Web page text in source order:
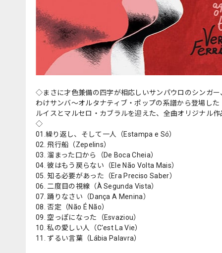
◇まさに才色兼備の四字が相応しいサンパウロのシンガ
わけサンバ〜オルタナティブ・ポップの系譜から登場し
ルイスとマルセロ・カブラルを迎えた、全曲オリジナル作
◇
01.繰り返し、そして一人（Estampa e Só）
02. 飛行船（Zepelins）
03. 溜まった口から（De Boca Cheia）
04. 彼はもう戻らない（Ele Não Volta Mais）
05. 知る必要があった（Era Preciso Saber）
06. 二度目の視線（À Segunda Vista）
07. 踊りなさい（Dança A Menina）
08. 否定（Não É Não）
09. 空っぽになった（Esvaziou）
10. 私の愛しい人（C'est La Vie）
11. ずるい言葉（Lábia Palavra）